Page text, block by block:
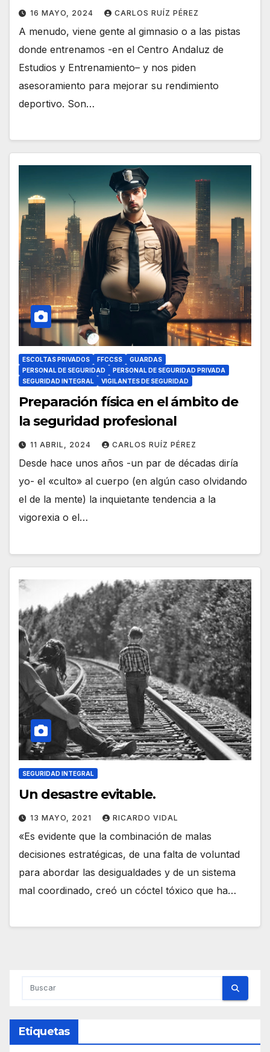
16 MAYO, 2024 CARLOS RUÍZ PÉREZ
A menudo, viene gente al gimnasio o a las pistas
donde entrenamos -en el Centro Andaluz de
Estudios y Entrenamiento– y nos piden
asesoramiento para mejorar su rendimiento
deportivo. Son…
ESCOLTAS PRIVADOS FFCCSS
GUARDAS
PERSONAL DE SEGURIDAD
PERSONAL DE SEGURIDAD PRIVADA
SEGURIDAD INTEGRAL
VIGILANTES DE SEGURIDAD
Preparación física en el ámbito de
la seguridad profesional
11 ABRIL, 2024 CARLOS RUÍZ PÉREZ
Desde hace unos años -un par de décadas diría
yo- el «culto» al cuerpo (en algún caso olvidando
el de la mente) la inquietante tendencia a la
vigorexia o el…
SEGURIDAD INTEGRAL
Un desastre evitable.
13 MAYO, 2021 RICARDO VIDAL
«Es evidente que la combinación de malas
decisiones estratégicas, de una falta de voluntad
para abordar las desigualdades y de un sistema
mal coordinado, creó un cóctel tóxico que ha…
Etiquetas